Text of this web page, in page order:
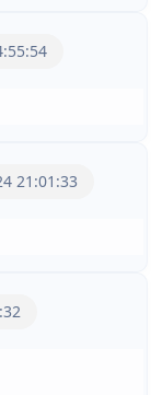
21:01:33